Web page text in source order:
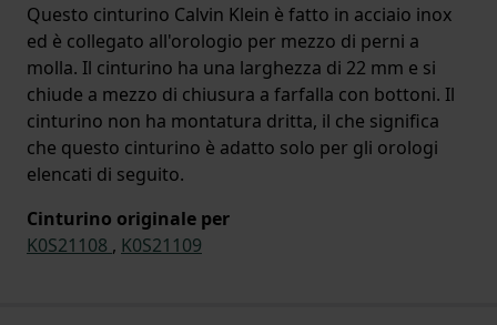
Questo cinturino Calvin Klein è fatto in acciaio inox
ed è collegato all'orologio per mezzo di perni a
molla. Il cinturino ha una larghezza di 22 mm e si
chiude a mezzo di chiusura a farfalla con bottoni. Il
cinturino non ha montatura dritta, il che significa
che questo cinturino è adatto solo per gli orologi
elencati di seguito.
Cinturino originale per
K0S21108 , K0S21109